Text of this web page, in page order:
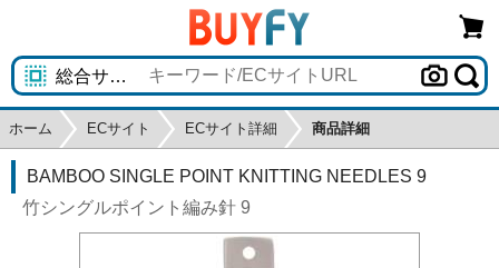
ホーム ECサイト ECサイト詳細 商品詳細
BAMBOO SINGLE POINT KNITTING NEEDLES 9
竹シングルポイント編み針 9